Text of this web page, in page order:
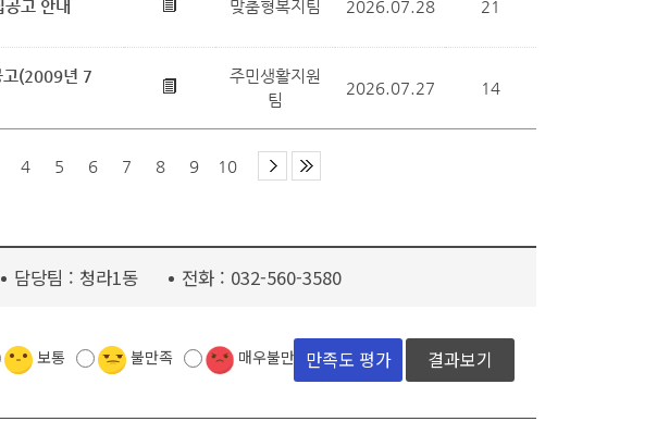
고 안내 맞춤형복지팀 2026.07.28 21
고(2009년 7
주민생활지원
팀
2026.07.27 14
4 5 6 7 8 9 10
담당팀 : 청라1동 전화 : 032-560-3580
보통 불만족 매우불만족 결과보기